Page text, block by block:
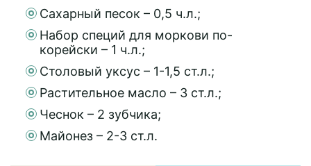
Сахарный песок – 0,5 ч.л.;
Набор специй для моркови по-
корейски – 1 ч.л.;
Столовый уксус – 1-1,5 ст.л.;
Растительное масло – 3 ст.л.;
Чеснок – 2 зубчика;
Майонез – 2-3 ст.л.